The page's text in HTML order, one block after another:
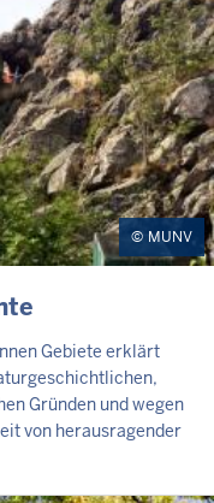
MUNV
Gebiete erklärt
Gründen und wegen
von herausragender